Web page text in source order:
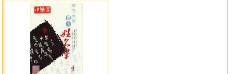
姓名解析範例
丑（牛）年出生之姓名吉凶概論
丑（牛）生剋
丑（牛）生肖五行生剋之六種型態
丑（牛）喜忌